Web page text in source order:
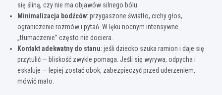
się śliną, czy nie ma objawów silnego bólu.
Minimalizacja bodźców: przygaszone światło, cichy głos,
ograniczenie rozmów i pytań. W lęku nocnym intensywne
„tłumaczenie” często nie dociera.
Kontakt adekwatny do stanu: jeśli dziecko szuka ramion i daje się
przytulić — bliskość zwykle pomaga. Jeśli się wyrywa, odpycha i
eskaluje — lepiej zostać obok, zabezpieczyć przed uderzeniem,
mówić mało.